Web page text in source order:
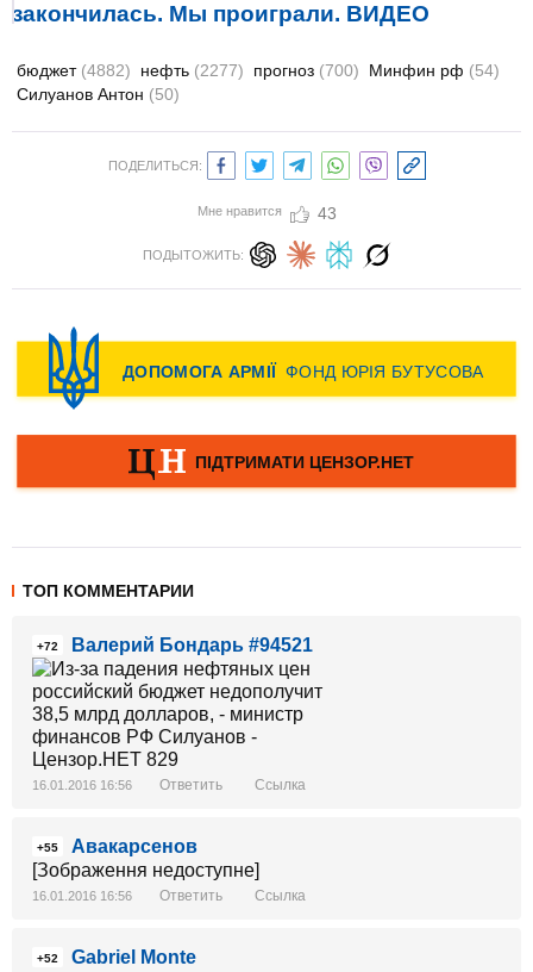
закончилась. Мы проиграли. ВИДЕО
бюджет (4882) нефть (2277) прогноз (700) Минфин рф (54)
Силуанов Антон (50)
ПОДЕЛИТЬСЯ:
Мне нравится 43
ПОДЫТОЖИТЬ:
ТОП КОММЕНТАРИИ
+72 Валерий Бондарь #94521
16.01.2016 16:56 Ответить Ссылка
+55
Авакарсенов
[Зображення недоступне]
16.01.2016 16:56 Ответить Ссылка
+52
Gabriel Monte